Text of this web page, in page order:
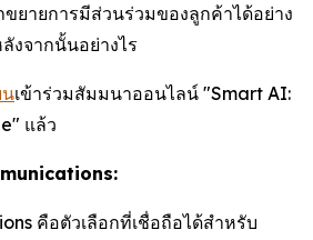
ยายการมีส่วนร่วมของลูกค้าได้อย่าง
งจากนั้นอย่างไร
นเข้าร่วมสัมมนาออนไลน์ "Smart AI:
แล้ว
คือตัวเลือกที่เชื่อถือได้สำหรับ